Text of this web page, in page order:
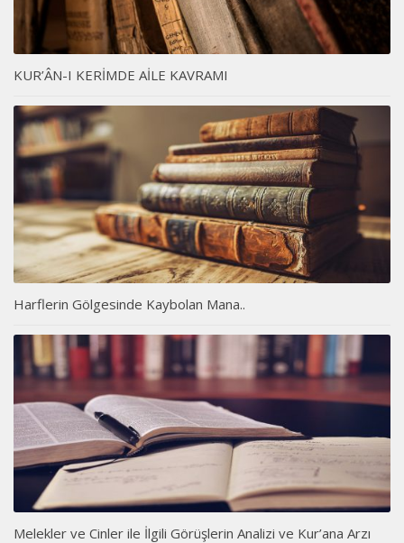
KUR’ÂN-I KERİMDE AİLE KAVRAMI
Harflerin Gölgesinde Kaybolan Mana..
Melekler ve Cinler ile İlgili Görüşlerin Analizi ve Kur’ana Arzı